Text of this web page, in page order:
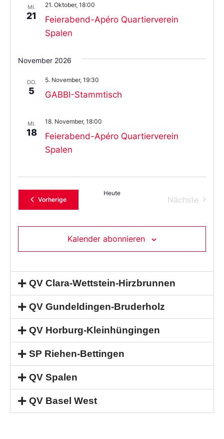
MI.
21
Feierabend-Apéro Quartierverein
Spalen
21. Oktober, 18:00
November 2026
DO.
5 GABBI-Stammtisch
5. November, 19:30
MI.
18
Feierabend-Apéro Quartierverein
Spalen
18. November, 18:00
VorherigeVeranstaltungen
Heute
Nächste
Kalender abonnieren
QV Clara-Wettstein-Hirzbrunnen
QV Gundeldingen-Bruderholz
QV Horburg-Kleinhüngingen
SP Riehen-Bettingen
QV Spalen
QV Basel West